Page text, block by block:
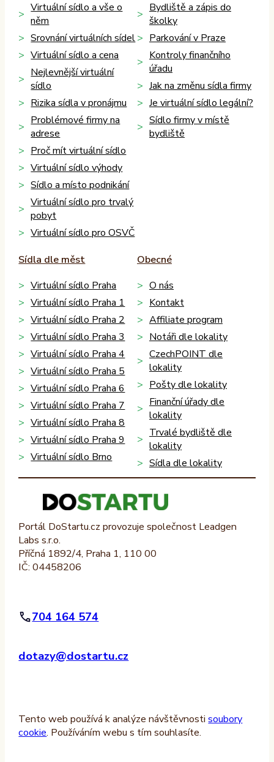
Virtuální sídlo a vše o
něm
Srovnání virtuálních sídel
Virtuální sídlo a cena
Nejlevnější virtuální
sídlo
Rizika sídla v pronájmu
Problémové firmy na
adrese
Proč mít virtuální sídlo
Virtuální sídlo výhody
Sídlo a místo podnikání
Virtuální sídlo pro trvalý
pobyt
Virtuální sídlo pro OSVČ
Bydliště a zápis do
školky
Parkování v Praze
Kontroly finančního
úřadu
Jak na změnu sídla firmy
Je virtuální sídlo legální?
Sídlo firmy v místě
bydliště
Sídla dle měst
Virtuální sídlo Praha
Virtuální sídlo Praha 1
Virtuální sídlo Praha 2
Virtuální sídlo Praha 3
Virtuální sídlo Praha 4
Virtuální sídlo Praha 5
Virtuální sídlo Praha 6
Virtuální sídlo Praha 7
Virtuální sídlo Praha 8
Virtuální sídlo Praha 9
Virtuální sídlo Brno
Obecné
O nás
Kontakt
Affiliate program
Notáři dle lokality
CzechPOINT dle
lokality
Pošty dle lokality
Finanční úřady dle
lokality
Trvalé bydliště dle
lokality
Sídla dle lokality
Portál DoStartu.cz provozuje společnost Leadgen
Labs s.r.o.
Příčná 1892/4, Praha 1, 110 00
IČ: 04458206
704 164 574
dotazy@dostartu.cz
Tento web používá k analýze návštěvnostisoubory
cookie. Používáním webu s tím souhlasíte.